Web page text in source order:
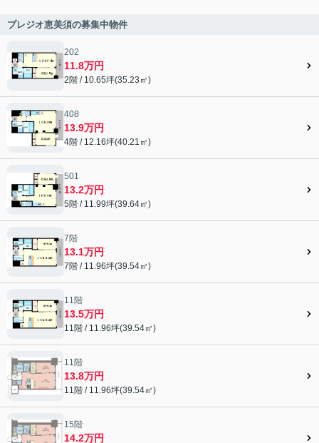
プレジオ恵美須の募集中物件
202
11.8万円
2階 / 10.65坪(35.23㎡)
408
13.9万円
4階 / 12.16坪(40.21㎡)
501
13.2万円
5階 / 11.99坪(39.64㎡)
7階
13.1万円
7階 / 11.96坪(39.54㎡)
11階
13.5万円
11階 / 11.96坪(39.54㎡)
11階
13.8万円
11階 / 11.96坪(39.54㎡)
15階
14.2万円